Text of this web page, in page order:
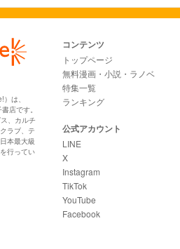
は、
店です。
、カルチ
ラブ、テ
本最大級
行ってい
コンテンツ
トップページ
無料漫画・小説・ラノベ
特集一覧
ランキング
公式アカウント
LINE
X
Instagram
TikTok
YouTube
Facebook